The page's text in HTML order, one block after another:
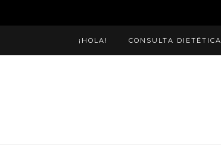
¡HOLA! CONSULTA DIETÉTICA